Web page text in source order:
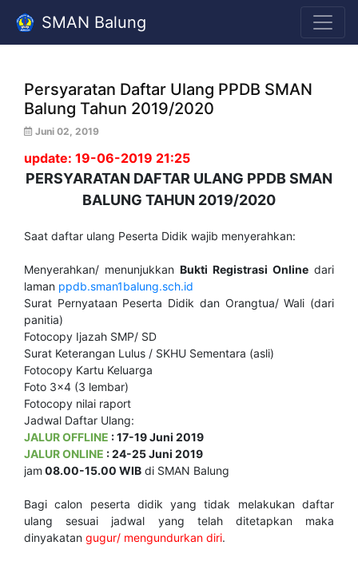
SMAN Balung
Persyaratan Daftar Ulang PPDB SMAN
Balung Tahun 2019/2020
Juni 02, 2019
update: 19-06-2019 21:25
PERSYARATAN DAFTAR ULANG PPDB SMAN
BALUNG TAHUN 2019/2020
Saat daftar ulang Peserta Didik wajib menyerahkan:
Menyerahkan/ menunjukkan Bukti Registrasi Online dari
laman ppdb.sman1balung.sch.id
Surat Pernyataan Peserta Didik dan Orangtua/ Wali (dari
panitia)
Fotocopy Ijazah SMP/ SD
Surat Keterangan Lulus / SKHU Sementara (asli)
Fotocopy Kartu Keluarga
Foto 3x4 (3 lembar)
Fotocopy nilai raport
Jadwal Daftar Ulang:
JALUR OFFLINE : 17-19 Juni 2019
JALUR ONLINE : 24-25 Juni 2019
jam 08.00-15.00 WIB di SMAN Balung
Bagi calon peserta didik yang tidak melakukan daftar
ulang sesuai jadwal yang telah ditetapkan maka
dinyakatan gugur/ mengundurkan diri.